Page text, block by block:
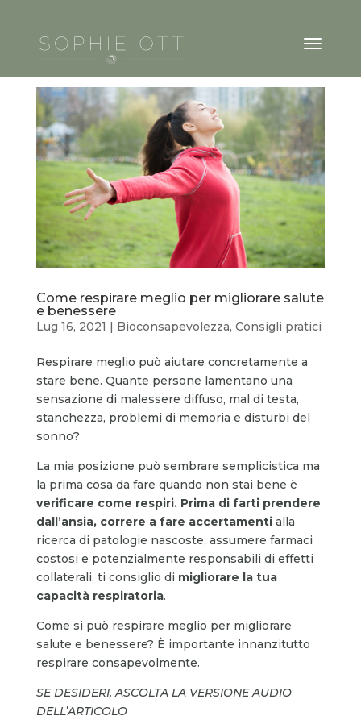
Come respirare meglio per migliorare salute
e benessere
Lug 16, 2021 | Bioconsapevolezza, Consigli pratici
Respirare meglio può aiutare concretamente a
stare bene. Quante persone lamentano una
sensazione di malessere diffuso, mal di testa,
stanchezza, problemi di memoria e disturbi del
sonno?
La mia posizione può sembrare semplicistica ma
la prima cosa da fare quando non stai bene è
verificare come respiri. Prima di farti prendere
dall’ansia, correre a fare accertamentialla
ricerca di patologie nascoste, assumere farmaci
costosi e potenzialmente responsabili di effetti
collaterali, ti consiglio di migliorare la tua
capacità respiratoria.
Come si può respirare meglio per migliorare
salute e benessere? È importante innanzitutto
respirare consapevolmente.
SE DESIDERI, ASCOLTA LA VERSIONE AUDIO
DELL’ARTICOLO